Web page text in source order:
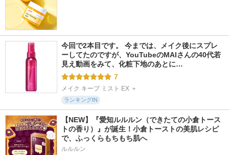
ピュオーラ
今回で2本目です。 今までは、メイク後にスプレ
ーしてたのですが、YouTubeのMAIさんの40代若
見え動画をみて、化粧下地のあとに…
7
メイク キープ ミスト EX ＋
ランキングIN
【NEW】『愛知ルルルン（できたての小倉トース
トの香り）』が誕生！小倉トーストの美肌レシピ
で、ふっくらもちもち肌へ
ルルルン